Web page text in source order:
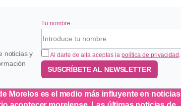
noticias y
Tu nombre
Al darte de alta aceptas la política de privacidad .
SUSCRÍBETE AL NEWSLETTER
Morelos es el medio más influyente en noticias